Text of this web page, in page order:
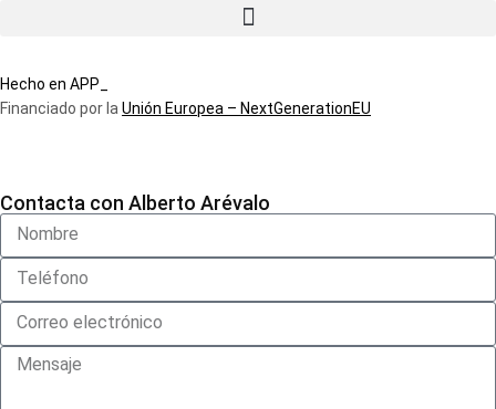
Hecho en APP_
Financiado por la Unión Europea – NextGenerationEU
Contacta con Alberto Arévalo